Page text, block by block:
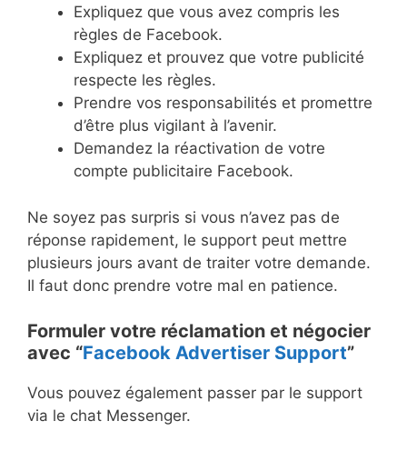
Expliquez que vous avez compris les
règles de Facebook.
Expliquez et prouvez que votre publicité
respecte les règles.
Prendre vos responsabilités et promettre
d’être plus vigilant à l’avenir.
Demandez la réactivation de votre
compte publicitaire Facebook.
Ne soyez pas surpris si vous n’avez pas de
réponse rapidement, le support peut mettre
plusieurs jours avant de traiter votre demande.
Il faut donc prendre votre mal en patience.
Formuler votre réclamation et négocier
avec “Facebook Advertiser Support”
Vous pouvez également passer par le support
via le chat Messenger.